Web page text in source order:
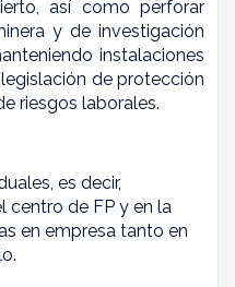
así como perforar
y de investigación
instalaciones
de protección
riesgos laborales.
es decir,
centro de FP y en la
en empresa tanto en